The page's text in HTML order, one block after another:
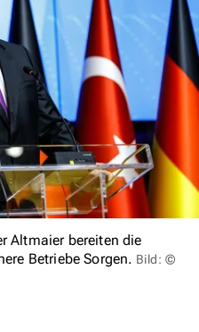
Altmaier bereiten die
Betriebe Sorgen. Bild: ©